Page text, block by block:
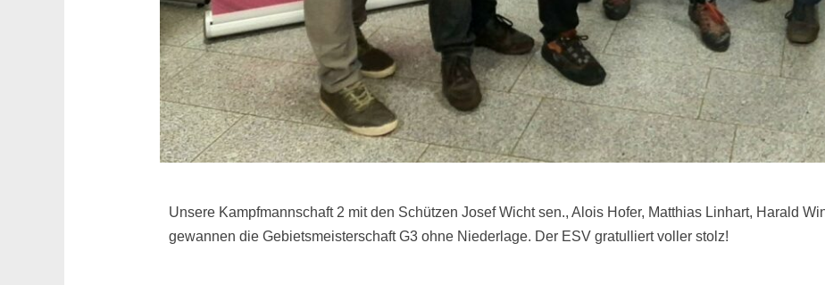
Unsere Kampfmannschaft 2 mit den Schützen Josef Wicht sen., Alois Hofer, Matthias Linhart, Harald
gewannen die Gebietsmeisterschaft G3 ohne Niederlage. Der ESV gratulliert voller stolz!